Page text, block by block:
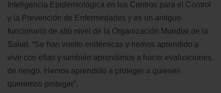
Inteligencia Epidemiológica en los Centros para el Control
y la Prevención de Enfermedades y es un antiguo
funcionario de alto nivel de la Organización Mundial de la
Salud. “Se han vuelto endémicas y hemos aprendido a
vivir con ellas y también aprendimos a hacer evaluaciones
de riesgo. Hemos aprendido a proteger a quienes
queremos proteger”.